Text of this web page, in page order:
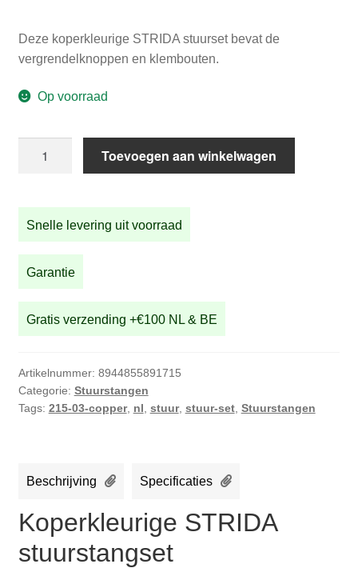
was:
is:
Deze koperkleurige STRIDA stuurset bevat de
vergrendelknoppen en klembouten.
Op voorraad
aantal
Toevoegen aan winkelwagen
Snelle levering uit voorraad
Garantie
Gratis verzending +€100 NL & BE
Artikelnummer: 8944855891715
Categorie: Stuurstangen
Tags: 215-03-copper, nl stuur, stuur-set, Stuurstangen
Beschrijving Specificaties
Koperkleurige STRIDA
stuurstangset